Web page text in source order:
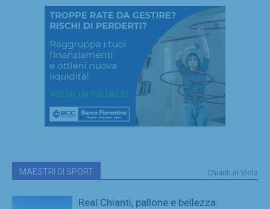
MAESTRI DI SPORT Chianti in Viola
Real Chianti, pallone e bellezza: